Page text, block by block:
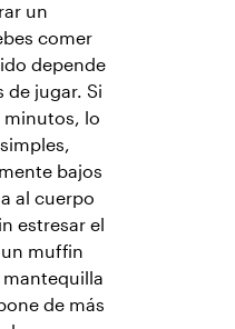
un
comer
depende
de jugar. Si
minutos, lo
bajos
al cuerpo
estresar el
muffin
mantequilla
de más